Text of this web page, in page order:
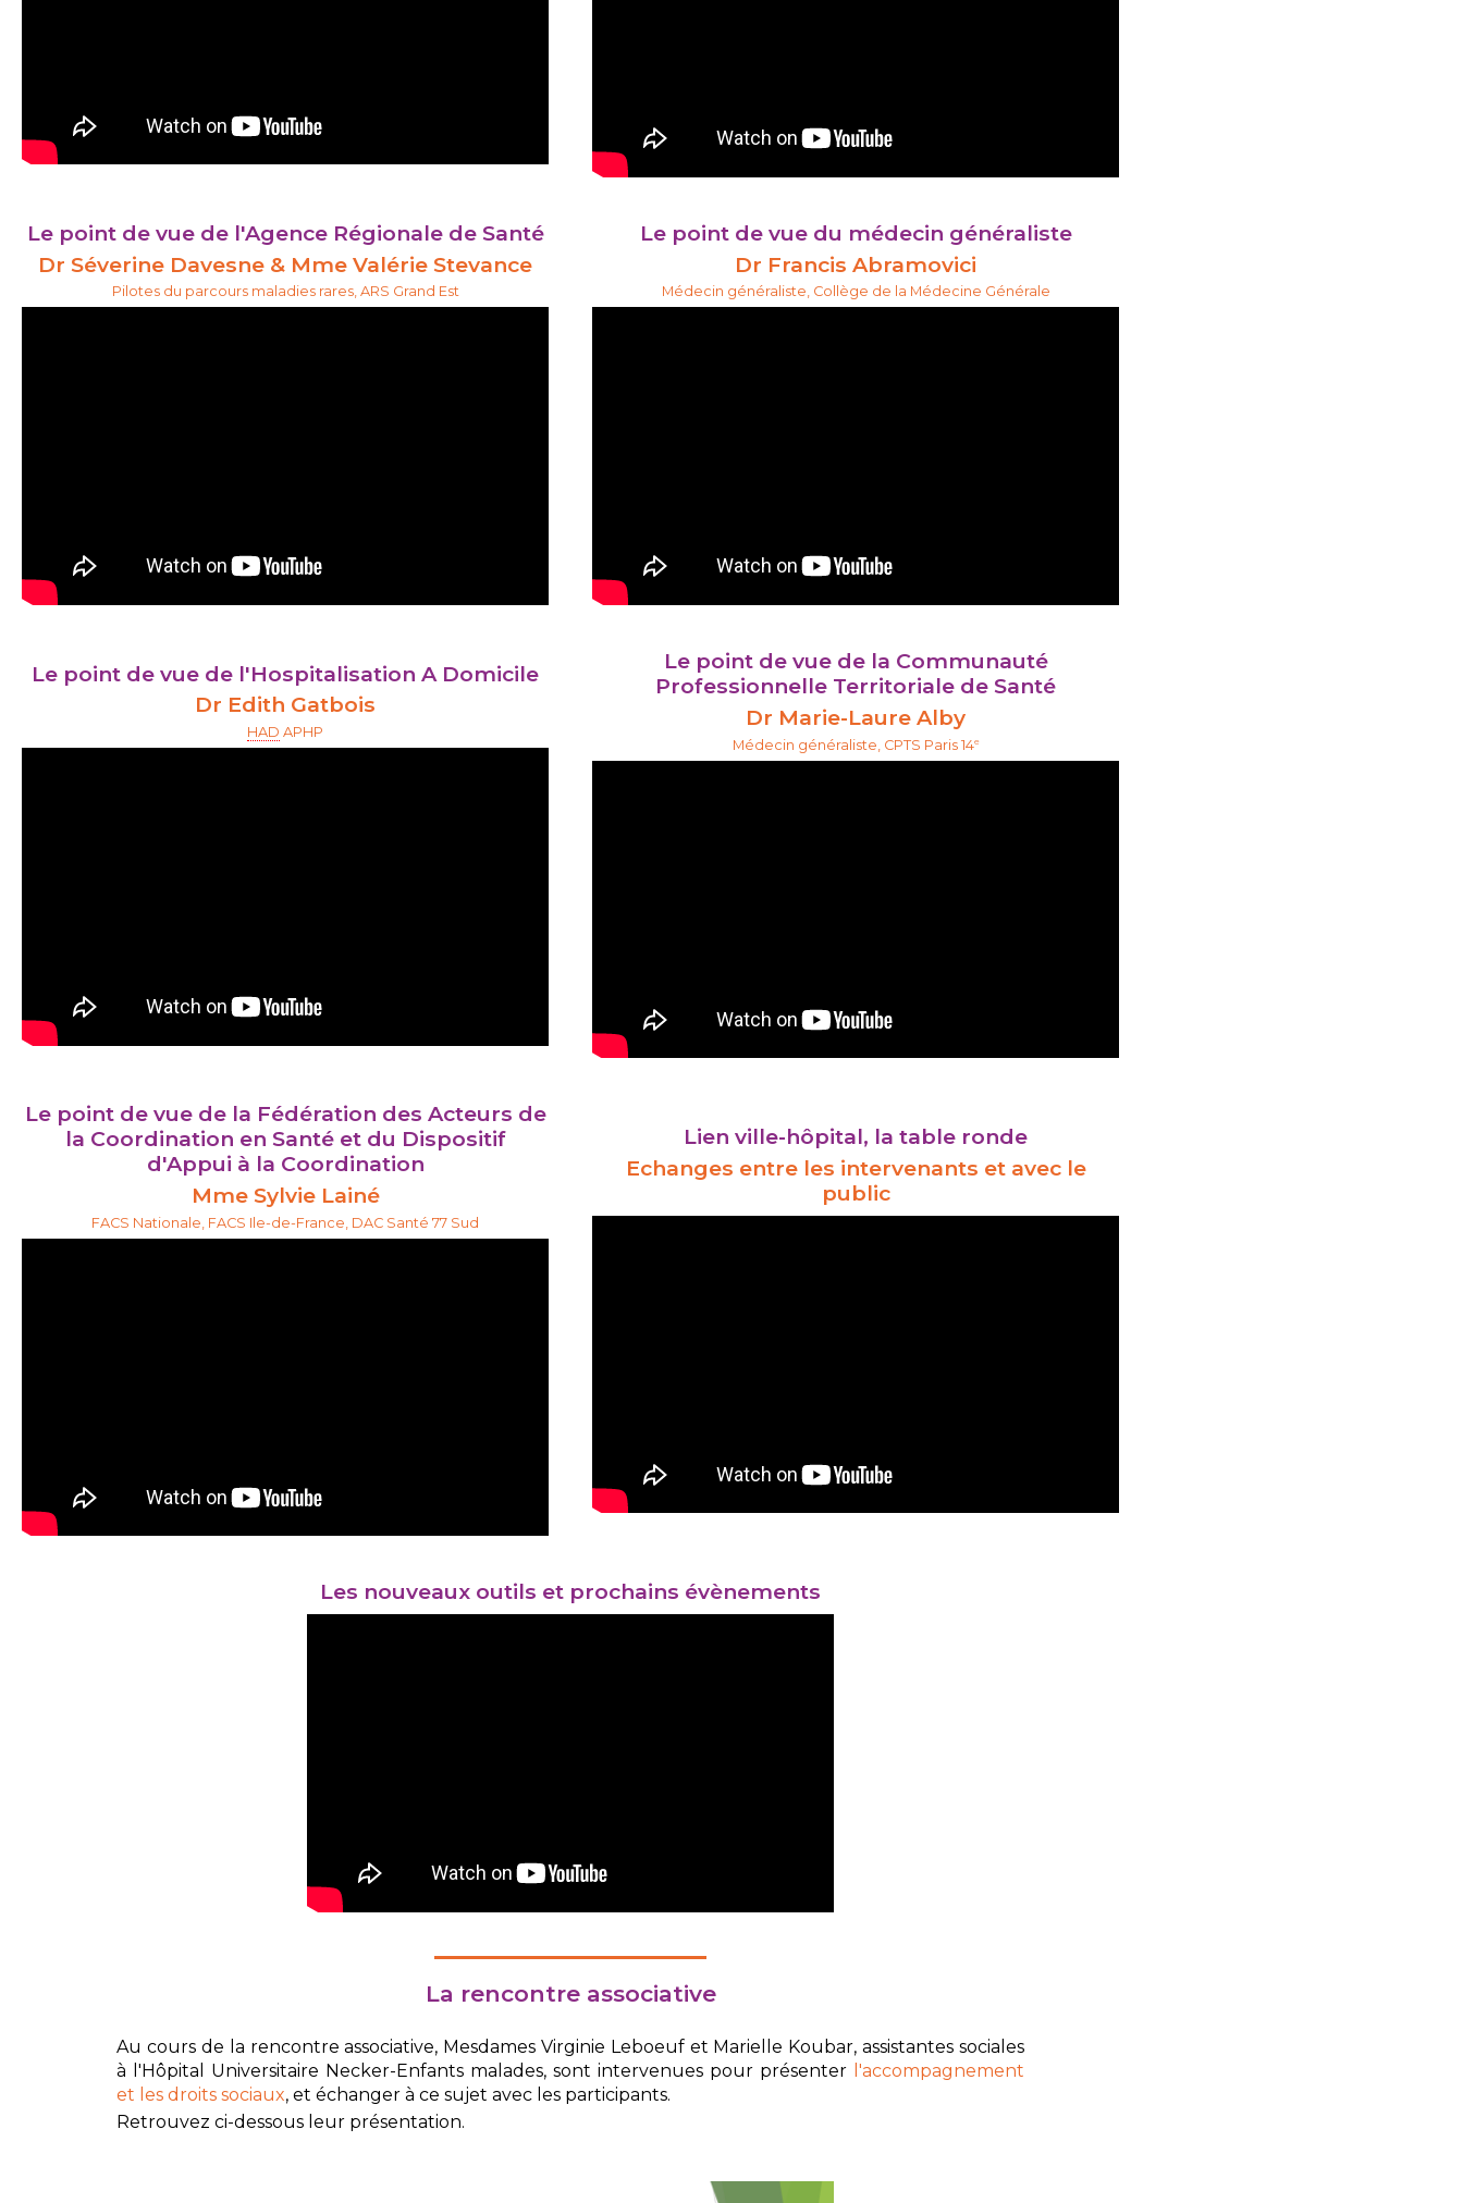
Le point de vue de l'Agence Régionale de Santé
Dr Séverine Davesne & Mme Valérie Stevance
Pilotes du parcours maladies rares, ARS Grand Est
Le point de vue du médecin généraliste
Dr Francis Abramovici
Médecin généraliste, Collège de la Médecine Générale
Le point de vue de l'Hospitalisation A Domicile
Dr Edith Gatbois
HAD APHP
Le point de vue de la Communauté
Professionnelle Territoriale de Santé
Dr Marie-Laure Alby
Médecin généraliste, CPTS Paris 14e
Le point de vue de la Fédération des Acteurs de
la Coordination en Santé et du Dispositif
d'Appui à la Coordination
Mme Sylvie Lainé
FACS Nationale, FACS Ile-de-France, DAC Santé 77 Sud
Lien ville-hôpital, la table ronde
Echanges entre les intervenants et avec le
public
Les nouveaux outils et prochains évènements
La rencontre associative
Au cours de la rencontre associative, Mesdames Virginie Leboeuf et Marielle Koubar, assistantes sociales
à l'Hôpital Universitaire Necker-Enfants malades, sont intervenues pour présenter l'accompagnement
et les droits sociaux, et échanger à ce sujet avec les participants.
Retrouvez ci-dessous leur présentation.